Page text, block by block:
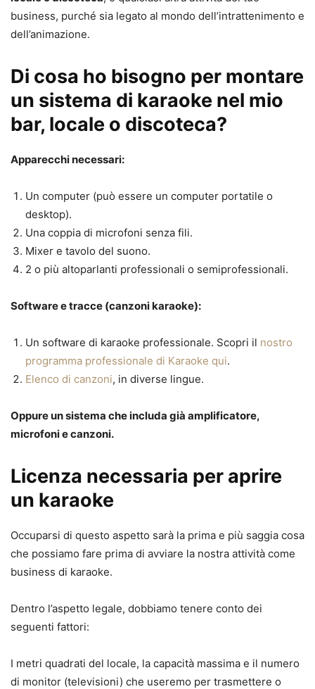
business, purché sia legato al mondo dell’intrattenimento e
dell’animazione.
Di cosa ho bisogno per montare
un sistema di karaoke nel mio
bar, locale o discoteca?
Apparecchi necessari:
Un computer (può essere un computer portatile o
desktop).
Una coppia di microfoni senza fili.
Mixer e tavolo del suono.
2 o più altoparlanti professionali o semiprofessionali.
Software e tracce (canzoni karaoke):
Un software di karaoke professionale. Scopri il nostro
programma professionale di Karaoke qui.
Elenco di canzoni, in diverse lingue.
Oppure un sistema che includa già amplificatore,
microfoni e canzoni.
Licenza necessaria per aprire
un karaoke
Occuparsi di questo aspetto sarà la prima e più saggia cosa
che possiamo fare prima di avviare la nostra attività come
business di karaoke.
Dentro l’aspetto legale, dobbiamo tenere conto dei
seguenti fattori:
I metri quadrati del locale, la capacità massima e il numero
di monitor (televisioni) che useremo per trasmettere o